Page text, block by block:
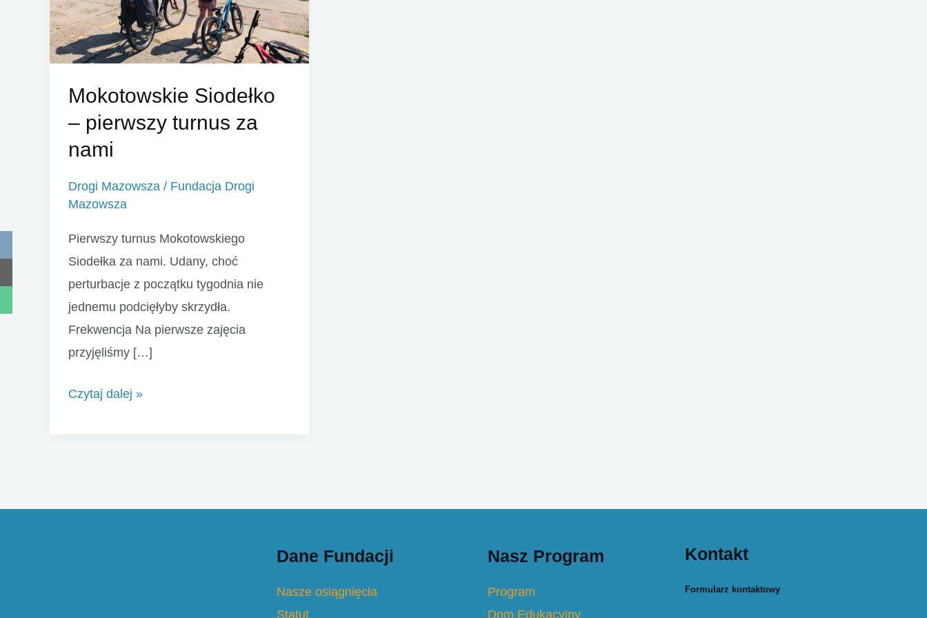
Mokotowskie Siodełko
– pierwszy turnus za
nami
Drogi Mazowsza / Fundacja Drogi
Mazowsza
Pierwszy turnus Mokotowskiego
Siodełka za nami. Udany, choć
perturbacje z początku tygodnia nie
jednemu podcięłyby skrzydła.
Frekwencja Na pierwsze zajęcia
przyjęliśmy […]
Mokotowskie
za
Czytaj dalej »
Dane Fundacji
Nasze osiągnięcia
Statut
Nasz Program
Program
Dom Edukacyjny
Kontakt
Formularz kontaktowy